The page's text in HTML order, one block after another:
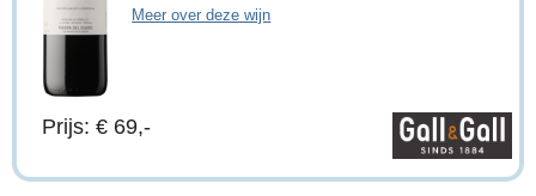
Meer over deze wijn
Prijs: € 69,-